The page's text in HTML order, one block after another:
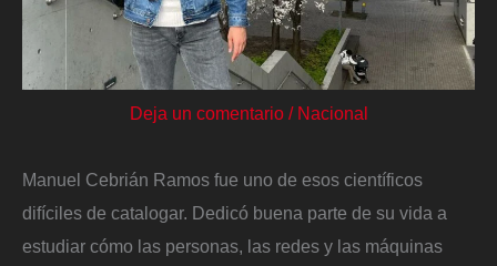
Deja un comentario / Nacional
Manuel Cebrián Ramos fue uno de esos científicos
difíciles de catalogar. Dedicó buena parte de su vida a
estudiar cómo las personas, las redes y las máquinas